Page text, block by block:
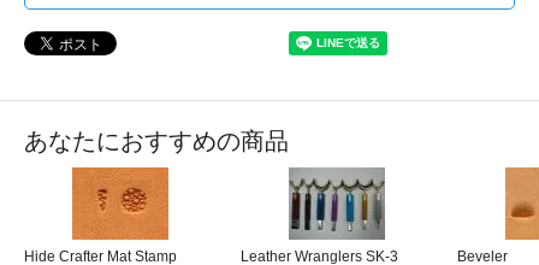
あなたにおすすめの商品
Hide Crafter Mat Stamp Leather Wranglers SK-3 Beveler